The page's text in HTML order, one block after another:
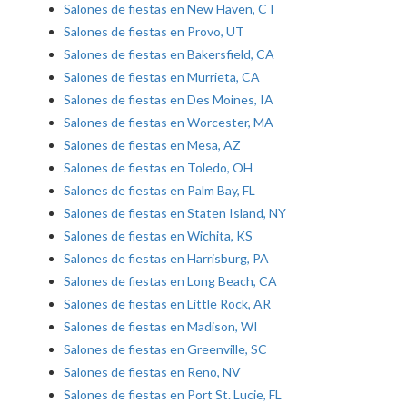
Salones de fiestas en New Haven, CT
Salones de fiestas en Provo, UT
Salones de fiestas en Bakersfield, CA
Salones de fiestas en Murrieta, CA
Salones de fiestas en Des Moines, IA
Salones de fiestas en Worcester, MA
Salones de fiestas en Mesa, AZ
Salones de fiestas en Toledo, OH
Salones de fiestas en Palm Bay, FL
Salones de fiestas en Staten Island, NY
Salones de fiestas en Wichita, KS
Salones de fiestas en Harrisburg, PA
Salones de fiestas en Long Beach, CA
Salones de fiestas en Little Rock, AR
Salones de fiestas en Madison, WI
Salones de fiestas en Greenville, SC
Salones de fiestas en Reno, NV
Salones de fiestas en Port St. Lucie, FL